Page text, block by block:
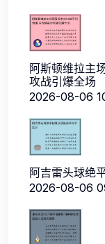
阿斯顿维拉主
攻战引爆全场
2026-08-06
阿吉雷头球绝
2026-08-06